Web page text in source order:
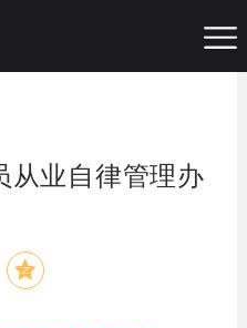
从业自律管理办